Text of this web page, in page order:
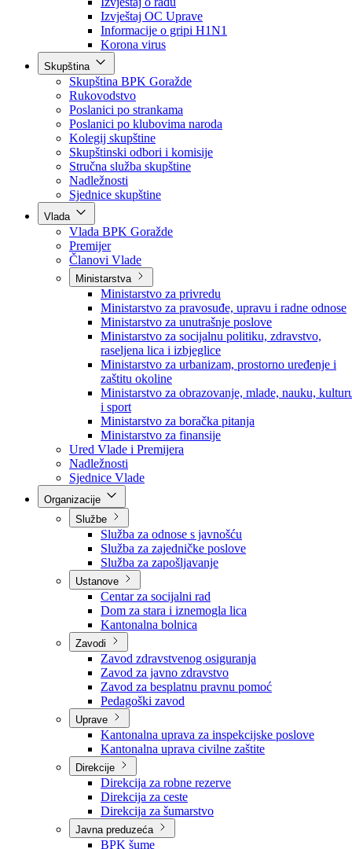
Obavještenja Vlade
Izvještajno prognozna služba Ministarstva privrede
Izvještaj o radu
Izvještaj OC Uprave
Informacije o gripi H1N1
Korona virus
Skupština
Skupština BPK Goražde
Rukovodstvo
Poslanici po strankama
Poslanici po klubovima naroda
Kolegij skupštine
Skupštinski odbori i komisije
Stručna služba skupštine
Nadležnosti
Sjednice skupštine
Vlada
Vlada BPK Goražde
Premijer
Članovi Vlade
Ministarstva
Ministarstvo za privredu
Ministarstvo za pravosuđe, upravu i radne odnose
Ministarstvo za unutrašnje poslove
Ministarstvo za socijalnu politiku, zdravstvo,
raseljena lica i izbjeglice
Ministarstvo za urbanizam, prostorno uređenje i
zaštitu okoline
Ministarstvo za obrazovanje, mlade, nauku,
i sport
Ministarstvo za boračka pitanja
Ministarstvo za finansije
Ured Vlade i Premijera
Nadležnosti
Sjednice Vlade
Službe
Služba za odnose s javnošću
Služba za zajedničke poslove
Služba za zapošljavanje
Ustanove
Centar za socijalni rad
Dom za stara i iznemogla lica
Kantonalna bolnica
Zavodi
Zavod zdravstvenog osiguranja
Zavod za javno zdravstvo
Zavod za besplatnu pravnu pomoć
Pedagoški zavod
Uprave
Kantonalna uprava za inspekcijske poslove
Kantonalna uprava civilne zaštite
Direkcije
Direkcija za robne rezerve
Direkcija za ceste